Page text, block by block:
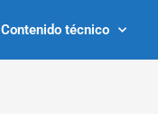
Contenido técnico